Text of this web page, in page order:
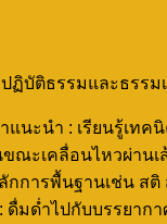
บัติธรรมและธรรม
นะนำ : เรียนรู้เท
ณะเคลื่อนไหวผ่านเ
กการพื้นฐานเช่น ส
มด่ำไปกับบรรยาก